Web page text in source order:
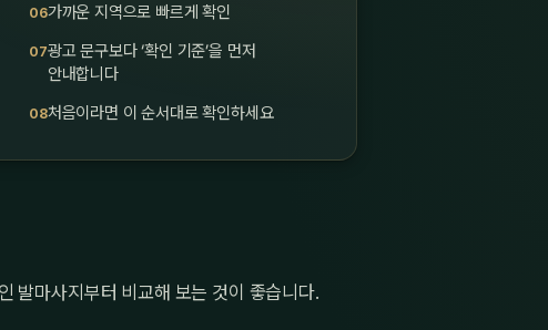
가까운 지역으로 빠르게 확인
광고 문구보다 ‘확인 기준’을 먼저
안내합니다
처음이라면 이 순서대로 확인하세요
발마사지부터 비교해 보는 것이 좋습니다.